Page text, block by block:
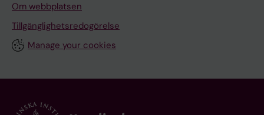
Om webbplatsen
Tillgänglighetsredogörelse
Manage your cookies